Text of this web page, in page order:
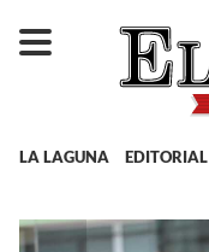
LA LAGUNA EDITORIAL